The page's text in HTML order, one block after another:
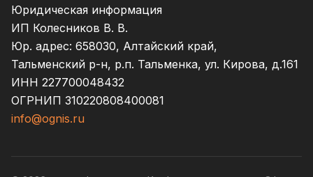
Юридическая информация
ИП Колесников В. В.
Юр. адрес: 658030, Алтайский край,
Тальменский р-н, р.п. Тальменка, ул. Кирова, д.161
ИНН 227700048432
ОГРНИП 310220808400081
info@ognis.ru